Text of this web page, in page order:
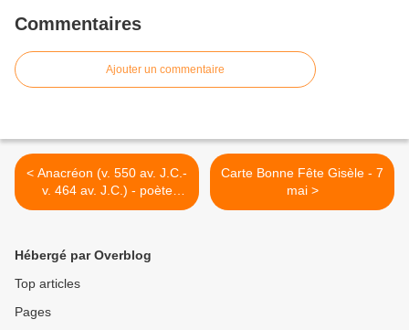
Commentaires
Ajouter un commentaire
< Anacréon (v. 550 av. J.C.-
v. 464 av. J.C.) - poète
lyrique grec - La rose des
Carte Bonne Fête Gisèle - 7
mai >
Hébergé par Overblog
Top articles
Pages